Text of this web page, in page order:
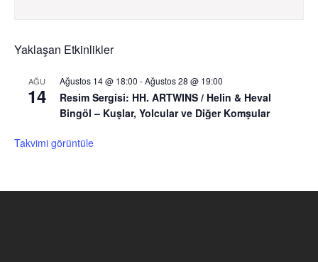
Yaklaşan Etkinlikler
AĞU
14
Ağustos 14 @ 18:00 -Ağustos 28 @ 19:00
Resim Sergisi: HH. ARTWINS / Helin & Heval
Bingöl – Kuşlar, Yolcular ve Diğer Komşular
Takvimi görüntüle